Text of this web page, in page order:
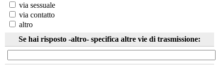
via sessuale
via contatto
altro
Se hai risposto -altro- specifica altre vie di trasmissione: